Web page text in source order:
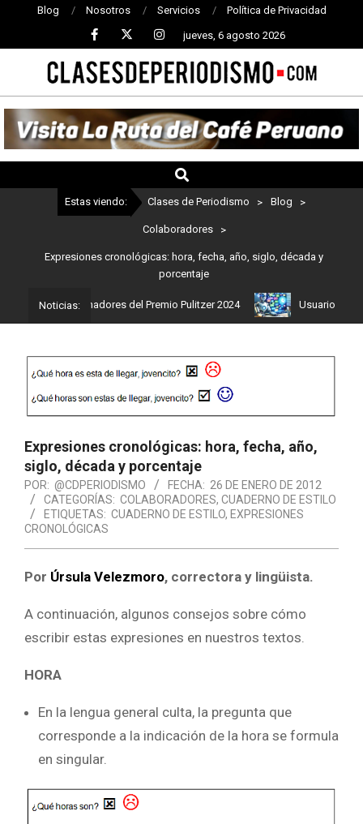
Blog Nosotros Servicios Política de Privacidad
jueves, 6 agosto 2026
CLASES
DE
PERIODISMO
Estas viendo: Clases de Periodismo > Blog >
Colaboradores >
Expresiones cronológicas: hora, fecha, año, siglo, década y
porcentaje
Noticias:
los ganadores del Premio Pulitzer 2024 Usuarios de
Expresiones cronológicas: hora, fecha, año,
siglo, década y porcentaje
POR: @CDPERIODISMO FECHA: 26 DE ENERO DE 2012
CATEGORÍAS: COLABORADORES, CUADERNO DE ESTILO
ETIQUETAS: CUADERNO DE ESTILO, EXPRESIONES
CRONOLÓGICAS
Por Úrsula Velezmoro, correctora y lingüista.
A continuación, algunos consejos sobre cómo
escribir estas expresiones en nuestros textos.
HORA
En la lengua general culta, la pregunta que
corresponde a la indicación de la hora se formula
en singular.